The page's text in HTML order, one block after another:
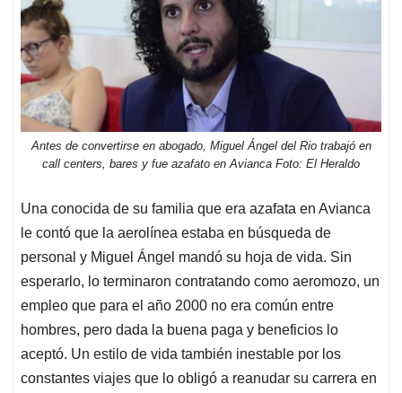
Antes de convertirse en abogado, Miguel Ángel del Rio trabajó en
call centers, bares y fue azafato en Avianca Foto: El Heraldo
Una conocida de su familia que era azafata en Avianca
le contó que la aerolínea estaba en búsqueda de
personal y Miguel Ángel mandó su hoja de vida. Sin
esperarlo, lo terminaron contratando como aeromozo, un
empleo que para el año 2000 no era común entre
hombres, pero dada la buena paga y beneficios lo
aceptó. Un estilo de vida también inestable por los
constantes viajes que lo obligó a reanudar su carrera en